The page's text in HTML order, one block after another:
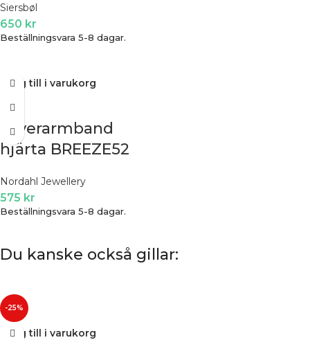
Siersbøl
650 kr
Beställningsvara 5-8 dagar.
Lägg till i varukorg
Silverarmband
hjärta BREEZE52
Nordahl Jewellery
575 kr
Beställningsvara 5-8 dagar.
Du kanske också gillar:
-25%
Lägg till i varukorg